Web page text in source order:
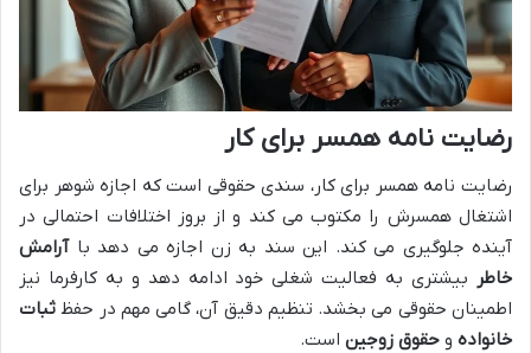
رضایت نامه همسر برای کار
رضایت نامه همسر برای کار، سندی حقوقی است که اجازه شوهر برای
اشتغال همسرش را مکتوب می کند و از بروز اختلافات احتمالی در
آینده جلوگیری می کند. این سند به زن اجازه می دهد باآرامش
خاطر بیشتری به فعالیت شغلی خود ادامه دهد و به کارفرما نیز
اطمینان حقوقی می بخشد. تنظیم دقیق آن، گامی مهم در حفظ ثبات
خانواده و حقوق زوجین است.